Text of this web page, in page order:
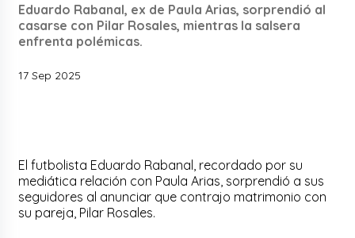
Eduardo Rabanal, ex de Paula Arias, sorprendió al
casarse con Pilar Rosales, mientras la salsera
enfrenta polémicas.
17 Sep 2025
El futbolista Eduardo Rabanal, recordado por su
mediática relación con Paula Arias, sorprendió a sus
seguidores al anunciar que contrajo matrimonio con
su pareja, Pilar Rosales.